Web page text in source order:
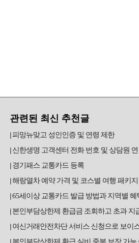
관련된 최신 추천글
피망뉴맞고 성인인증 및 연령 제한
신한생명 고객센터 전화 번호 및 상담원
경기패스 교통카드 등록
해랑열차 예약 가격 및 코스별 여행 패키지
65세이상 교통카드 발급 방법과 지역별 혜
본인부담상한제 환급금 조회하고 초과 지
여신거래안전차단 서비스 신청으로 보이
본인부담상한제 환급 실비 중복 보장 가능